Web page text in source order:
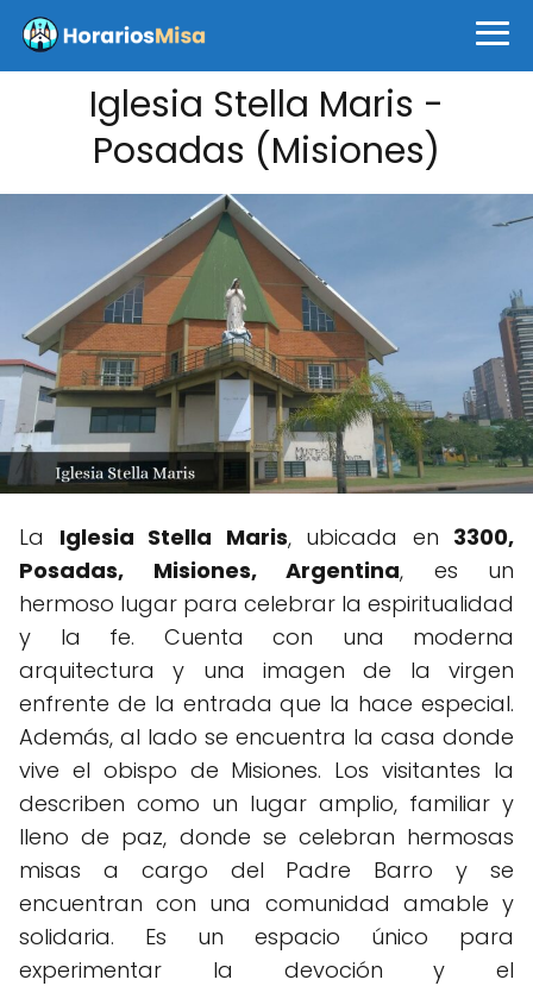
Iglesia Stella Maris -
Posadas (Misiones)
La Iglesia Stella Maris, ubicada en 3300,
Posadas, Misiones, Argentina, es un
hermoso lugar para celebrar la espiritualidad
y la fe. Cuenta con una moderna
arquitectura y una imagen de la virgen
enfrente de la entrada que la hace especial.
Además, al lado se encuentra la casa donde
vive el obispo de Misiones. Los visitantes la
describen como un lugar amplio, familiar y
lleno de paz, donde se celebran hermosas
misas a cargo del Padre Barro y se
encuentran con una comunidad amable y
solidaria. Es un espacio único para
experimentar la devoción y el